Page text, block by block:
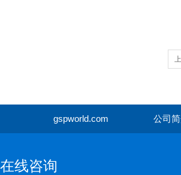
gspworld.com 公司
在线咨询